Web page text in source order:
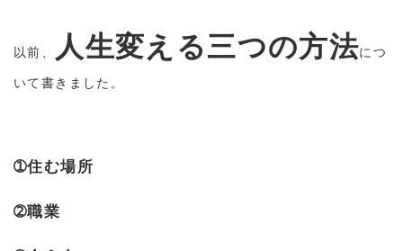
以前、 人生変える三つの方法につ
いて書きました。
➀住む場所
➁職業